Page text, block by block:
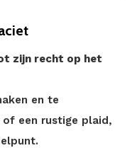
zijn recht op het
en te
een rustige plaid,